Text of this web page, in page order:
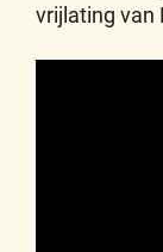
vrijlating van